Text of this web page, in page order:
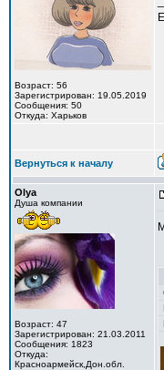
Возраст: 56
Зарегистрирован: 19.05.2019
Сообщения: 50
Откуда: Харьков
Вернуться к началу
Olya
Душа компании
Возраст: 47
Зарегистрирован: 21.03.2011
Сообщения: 1823
Откуда:
Красноармейск,Дон.обл.